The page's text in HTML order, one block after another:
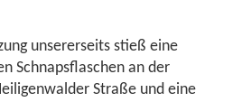
unsererseits stieß eine
Schnapsflaschen an der
Straße und eine